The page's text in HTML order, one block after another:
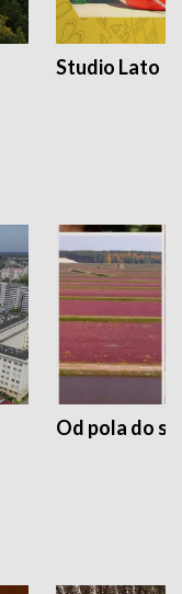
Studio Lato
Od pola do